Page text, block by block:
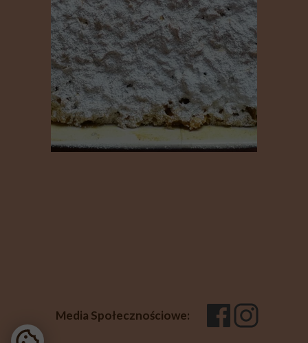
Media Społecznościowe: